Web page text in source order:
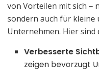
von Vorteilen mit sich –
sondern auch für kleine
Unternehmen. Hier sind
Verbesserte
zeigen bevorzugt